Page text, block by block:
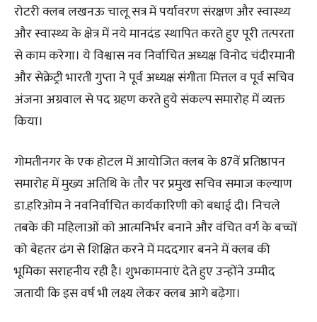
रोटरी क्लब लखनऊ चालू सत्र में पर्यावरण संरक्षण और स्वास्थ्य
और स्वास्थ्य के क्षेत्र में नये मानदंड स्थापित करते हुए पूरी तत्परता
से काम करेगा। ये विश्वास नव निर्वाचित अध्यक्ष विनोद चंदीरमानी
और सेक्रेट्री भारती गुप्ता ने पूर्व अध्यक्ष संगीता मित्तल व पूर्व सचिव
अंजना अग्रवाल से पद ग्रहण करते हुये संकल्प समारोह में व्यक्त
किया।
गोमतीनगर के एक होटल में आयोजित क्लब के 87वें प्रतिष्ठापन
समारोह में मुख्य अतिथि के तौर पर प्रमुख सचिव समाज कल्याण
डा.हरिओम ने नवनिर्वाचित कार्यकारिणी को बधाई दी। निचले
तबके की महिलाओं को आत्मनिर्भर बनाने और वंचित वर्ग के बच्चों
को बेहतर ढंग से शिक्षित करने में मददगार बनने में क्लब की
भूमिका सराहनीय रही है। शुभकामनाएं देते हुए उन्होंने उम्मीद
जतायी कि इस वर्ष भी लक्ष्य लेकर क्लब आगे बढ़ेगा।